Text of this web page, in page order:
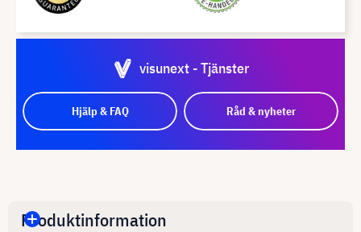
visunext - Tjänster
Hjälp & FAQ Råd & nyheter
Produktinformation